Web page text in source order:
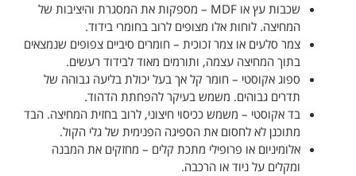
שכבות עץ או MDF – מספקות את המסגרת והיציבות של
המחיצה. לוחות אלו מצופים לרוב בחומרי בידוד.
צמר סלעים או צמר זכוכית – חומרים סיביים צפופים שנמצאים
בתוך המחיצה עצמה, ותורמים מאוד לבידוד רעשים.
ספוג אקוסטי – חומר קל אך בעל יכולת בליעה גבוהה של
תדרים גבוהים. משמש בעיקר להפחתת הדהוד.
בד אקוסטי – משמש ככיסוי חיצוני, לרוב בחזית המחיצה. הבד
מתוכנן לא לחסום את הספיגה הפנימית של גלי הקול.
אלומיניום או פרופילי מתכת קלים – מחזקים את המבנה
ומקלים על ניוד או הרכבה.